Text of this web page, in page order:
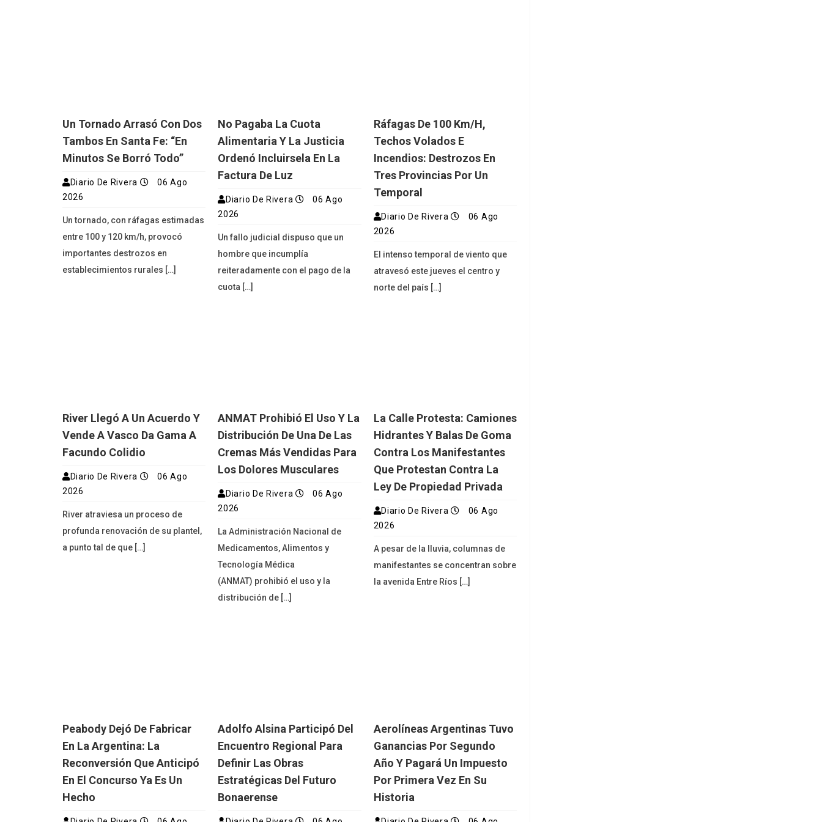
Un Tornado Arrasó Con Dos
Tambos En Santa Fe: “En
Minutos Se Borró Todo”
Diario De Rivera
06 Ago
2026
Un tornado, con ráfagas estimadas
entre 100 y 120 km/h, provocó
importantes destrozos en
establecimientos rurales […]
No Pagaba La Cuota
Alimentaria Y La Justicia
Ordenó Incluirsela En La
Factura De Luz
Diario De Rivera
06 Ago
2026
Un fallo judicial dispuso que un
hombre que incumplía
reiteradamente con el pago de la
cuota […]
Ráfagas De 100 Km/h,
Techos Volados E
Incendios: Destrozos En
Tres Provincias Por Un
Temporal
Diario De Rivera
06 Ago
2026
El intenso temporal de viento que
atravesó este jueves el centro y
norte del país […]
River Llegó A Un Acuerdo Y
Vende A Vasco Da Gama A
Facundo Colidio
Diario De Rivera
06 Ago
2026
River atraviesa un proceso de
profunda renovación de su plantel,
a punto tal de que […]
ANMAT Prohibió El Uso Y La
Distribución De Una De Las
Cremas Más Vendidas Para
Los Dolores Musculares
Diario De Rivera
06 Ago
2026
La Administración Nacional de
Medicamentos, Alimentos y
Tecnología Médica
(ANMAT) prohibió el uso y la
distribución de […]
La Calle Protesta: Camiones
Hidrantes Y Balas De Goma
Contra Los Manifestantes
Que Protestan Contra La
Ley De Propiedad Privada
Diario De Rivera
06 Ago
2026
A pesar de la lluvia, columnas de
manifestantes se concentran sobre
la avenida Entre Ríos […]
Peabody Dejó De Fabricar
En La Argentina: La
Reconversión Que Anticipó
En El Concurso Ya Es Un
Hecho
Adolfo Alsina Participó Del
Encuentro Regional Para
Definir Las Obras
Estratégicas Del Futuro
Bonaerense
Aerolíneas Argentinas Tuvo
Ganancias Por Segundo
Año Y Pagará Un Impuesto
Por Primera Vez En Su
Historia